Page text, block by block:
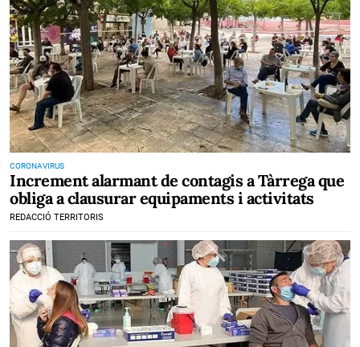
CORONAVIRUS
Increment alarmant de contagis a Tàrrega que
obliga a clausurar equipaments i activitats
REDACCIÓ TERRITORIS